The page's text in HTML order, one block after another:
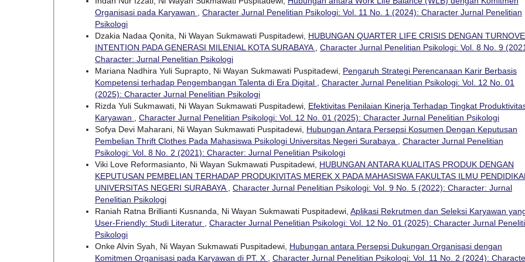
Organisasi pada Karyawan , Character Jurnal Penelitian Psikologi: Vol. 11 No. 1 (2024): Character Jurnal Penelitian
Psikologi
Dzakia Nadaa Qonita, Ni Wayan Sukmawati Puspitadewi, HUBUNGAN QUARTER LIFE CRISIS DENGAN
INTENTION PADA GENERASI MILENIAL KOTA SURABAYA, Character Jurnal Penelitian Psikologi: Vol. 8 No. 9
Character: Jurnal Penelitian Psikologi
Mariana Nadhira Yuli Suprapto, Ni Wayan Sukmawati Puspitadewi, Pengaruh Strategi Perencanaan Karir Berbasis
Kompetensi terhadap Pengembangan Talenta di Era Digital , Character Jurnal Penelitian Psikologi: Vol. 12 No. 01
(2025): Character Jurnal Penelitian Psikologi
Rizda Yuli Sukmawati, Ni Wayan Sukmawati Puspitadewi, Efektivitas Penilaian Kinerja Terhadap Tingkat
Karyawan , Character Jurnal Penelitian Psikologi: Vol. 12 No. 01 (2025): Character Jurnal Penelitian Psikologi
Sofya Devi Maharani, Ni Wayan Sukmawati Puspitadewi, Hubungan Antara Persepsi Kosumen Dengan Keputusan
Pembelian Thrift Clothes Pada Mahasiswa Psikologi Universitas Negeri Surabaya , Character Jurnal Penelitian
Psikologi: Vol. 8 No. 2 (2021): Character: Jurnal Penelitian Psikologi
Viki Love Reformasianto, Ni Wayan Sukmawati Puspitadewi, HUBUNGAN ANTARA KUALITAS PRODUK DENGAN
KEPUTUSAN PEMBELIAN TERHADAP PRODUKIVITAS MEREK X PADA MAHASISWA FAKULTAS ILMU
UNIVERSITAS NEGERI SURABAYA, Character Jurnal Penelitian Psikologi: Vol. 9 No. 5 (2022): Character: Jurnal
Penelitian Psikologi
Raniah Ratna Brillianti Kusnanda, Ni Wayan Sukmawati Puspitadewi, Aplikasi Rekrutmen dan Seleksi Karyawan
User-Friendly: Studi Literatur , Character Jurnal Penelitian Psikologi: Vol. 12 No. 01 (2025): Character Jurnal
Psikologi
Onke Alvin Syah, Ni Wayan Sukmawati Puspitadewi, Hubungan antara Persepsi Dukungan Organisasi dengan
Komitmen Organisasi pada Karyawan di PT. X , Character Jurnal Penelitian Psikologi: Vol. 11 No. 2 (2024):